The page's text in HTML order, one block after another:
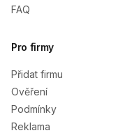
FAQ
Pro firmy
Přidat firmu
Ověření
Podmínky
Reklama